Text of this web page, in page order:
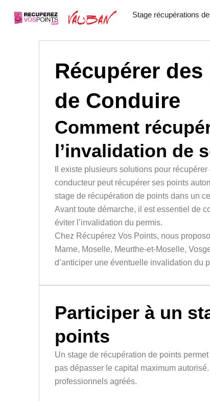
Stage récupérations
Récupérer
de Conduire
Comment
l’invalidation de
Il existe plusieurs solutions pour
conducteur peut récupérer ses points
stage de récupération de points dans un
Avant toute démarche, il est essentiel de
éviter l’invalidation du permis.
Chez Récupérez Vos Points, nous
Marne, Moselle, Meurthe-et-Moselle,
d’anticiper une éventuelle invalidation du
Participer à un
points
Un stage de récupération de points
pas dépasser le capital maximum
professionnels agréés.